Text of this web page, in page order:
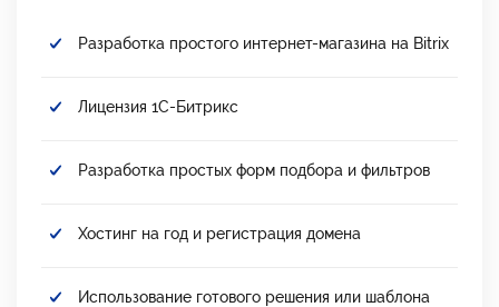
Разработка простого интернет-магазина на Bitrix
Лицензия 1С-Битрикс
Разработка простых форм подбора и фильтров
Хостинг на год и регистрация домена
Использование готового решения или шаблона